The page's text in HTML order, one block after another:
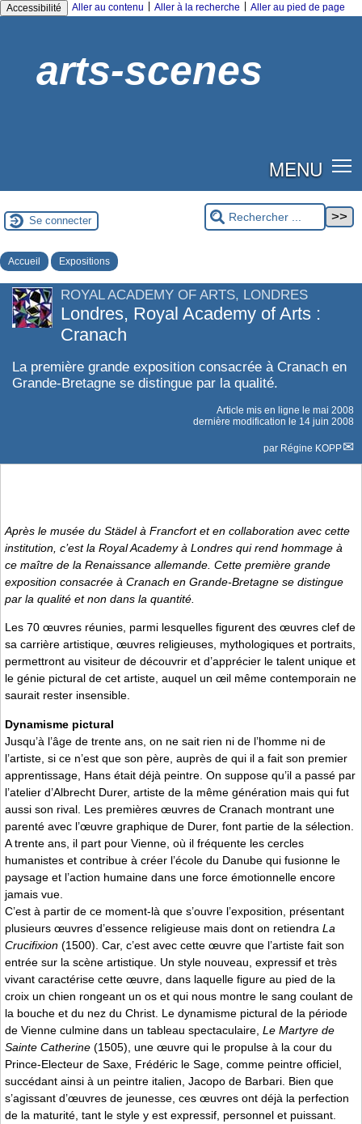
Accessibilité Aller au contenu Aller à la recherche Aller au pied de page
arts-scenes
MENU
Se connecter
Accueil Expositions
ROYAL ACADEMY OF ARTS, LONDRES
Londres, Royal Academy of Arts :
Cranach
La première grande exposition consacrée à Cranach en
Grande-Bretagne se distingue par la qualité.
Article mis en ligne le mai 2008
dernière modification le 14 juin 2008
par Régine KOPP
Après le musée du Städel à Francfort et en collaboration avec cette
institution, c’est la Royal Academy à Londres qui rend hommage à
ce maître de la Renaissance allemande. Cette première grande
exposition consacrée à Cranach en Grande-Bretagne se distingue
par la qualité et non dans la quantité.
Les 70 œuvres réunies, parmi lesquelles figurent des œuvres clef de
sa carrière artistique, œuvres religieuses, mythologiques et portraits,
permettront au visiteur de découvrir et d’apprécier le talent unique et
le génie pictural de cet artiste, auquel un œil même contemporain ne
saurait rester insensible.
Dynamisme pictural
Jusqu’à l’âge de trente ans, on ne sait rien ni de l’homme ni de
l’artiste, si ce n’est que son père, auprès de qui il a fait son premier
apprentissage, Hans était déjà peintre. On suppose qu’il a passé par
l’atelier d’Albrecht Durer, artiste de la même génération mais qui fut
aussi son rival. Les premières œuvres de Cranach montrant une
parenté avec l’œuvre graphique de Durer, font partie de la sélection.
A trente ans, il part pour Vienne, où il fréquente les cercles
humanistes et contribue à créer l’école du Danube qui fusionne le
paysage et l’action humaine dans une force émotionnelle encore
jamais vue.
C’est à partir de ce moment-là que s’ouvre l’exposition, présentant
plusieurs œuvres d’essence religieuse mais dont on retiendra La
Crucifixion (1500). Car, c’est avec cette œuvre que l’artiste fait son
entrée sur la scène artistique. Un style nouveau, expressif et très
vivant caractérise cette œuvre, dans laquelle figure au pied de la
croix un chien rongeant un os et qui nous montre le sang coulant de
la bouche et du nez du Christ. Le dynamisme pictural de la période
de Vienne culmine dans un tableau spectaculaire, Le Martyre de
Sainte Catherine (1505), une œuvre qui le propulse à la cour du
Prince-Electeur de Saxe, Frédéric le Sage, comme peintre officiel,
succédant ainsi à un peintre italien, Jacopo de Barbari. Bien que
s’agissant d’œuvres de jeunesse, ces œuvres ont déjà la perfection
de la maturité, tant le style y est expressif, personnel et puissant.